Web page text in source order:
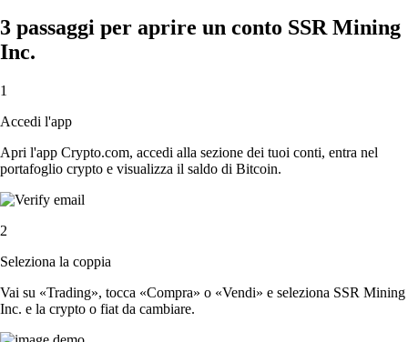
3 passaggi per aprire un conto SSR Mining
Inc.
1
Accedi l'app
Apri l'app Crypto.com, accedi alla sezione dei tuoi conti, entra nel
portafoglio crypto e visualizza il saldo di Bitcoin.
2
Seleziona la coppia
Vai su «Trading», tocca «Compra» o «Vendi» e seleziona SSR Mining
Inc. e la crypto o fiat da cambiare.